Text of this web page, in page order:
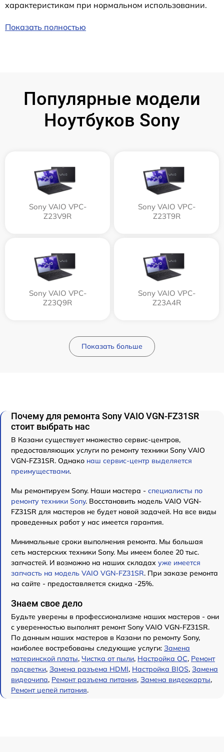
характеристикам при нормальном использовании.
Показать полностью
Популярные модели
Ноутбуков Sony
Sony VAIO VPC-
Z23V9R
Sony VAIO VPC-
Z23T9R
Sony VAIO VPC-
Z23Q9R
Sony VAIO VPC-
Z23A4R
Показать больше
Почему для ремонта Sony VAIO VGN-FZ31SR
стоит выбрать нас
В Казани существует множество сервис-центров,
предоставляющих услуги по ремонту техники Sony VAIO
VGN-FZ31SR. Однако наш сервис-центр выделяется
преимуществами.
Мы ремонтируем Sony. Наши мастера - специалисты по
ремонту техники Sony. Восстановить модель VAIO VGN-
FZ31SR для мастеров не будет новой задачей. На все виды
проведенных работ у нас имеется гарантия.
Минимальные сроки выполнения ремонта. Мы большая
сеть мастерских техники Sony. Мы имеем более 20 тыс.
запчастей. И возможно на наших складах уже имеется
запчасть на модель VAIO VGN-FZ31SR. При заказе ремонта
на сайте - предоставляется скидка -25%.
Знаем свое дело
Будьте уверены в профессионализме наших мастеров - они
с уверенностью выполнят ремонт Sony VAIO VGN-FZ31SR.
По данным наших мастеров в Казани по ремонту Sony,
наиболее востребованы следующие услуги: Замена
материнской платы, Чистка от пыли, Настройка ОС, Ремонт
подсветки, Замена разъема HDMI, Настройка BIOS, Замена
видеочипа, Ремонт разъема питания, Замена видеокарты,
Ремонт цепей питания.